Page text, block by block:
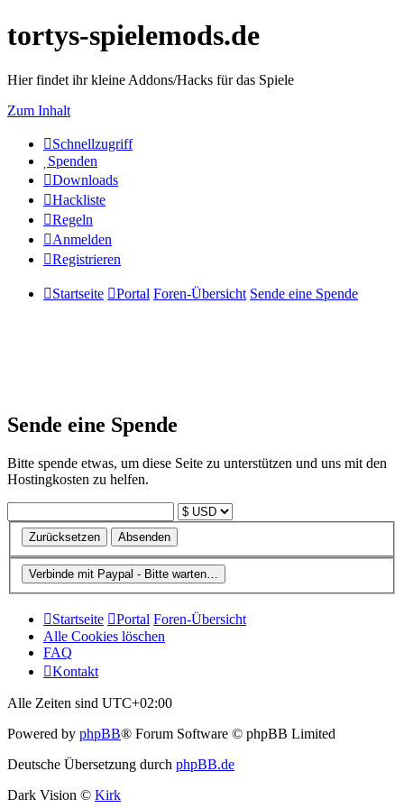
tortys-spielemods.de
Hier findet ihr kleine Addons/Hacks für das Spiele
Zum Inhalt
Schnellzugriff
Spenden
Downloads
Hackliste
Regeln
Anmelden
Registrieren
Startseite Portal Foren-Übersicht Sende eine Spende
Sende eine Spende
Bitte spende etwas, um diese Seite zu unterstützen und uns mit den
Hostingkosten zu helfen.
Startseite Portal Foren-Übersicht
Alle Cookies löschen
FAQ
Kontakt
Alle Zeiten sind UTC+02:00
Powered by phpBB® Forum Software © phpBB Limited
Deutsche Übersetzung durch phpBB.de
Dark Vision © Kirk